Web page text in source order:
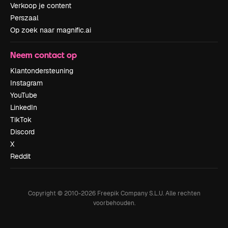
Verkoop je content
Perszaal
Op zoek naar magnific.ai
Neem contact op
Klantondersteuning
Instagram
YouTube
LinkedIn
TikTok
Discord
X
Reddit
Copyright © 2010-2026Freepik Company S.L.U. Alle rechten
voorbehouden.